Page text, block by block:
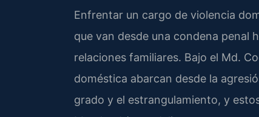
Enfrentar un cargo de violencia
que van desde una condena penal
relaciones familiares. Bajo el Md.
doméstica abarcan desde la
grado y el estrangulamiento, y